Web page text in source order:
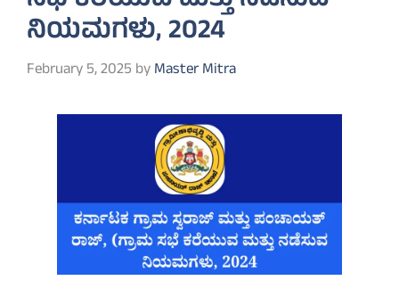
ನಿಯಮಗಳು, 2024
February 5, 2025 byMaster Mitra